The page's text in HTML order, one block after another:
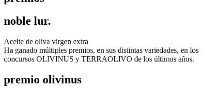
noble lur.
Aceite de oliva virgen extra
Ha ganado múltiples premios, en sus distintas variedades, en los
concursos OLIVINUS y TERRAOLIVO de los últimos años.
premio olivinus